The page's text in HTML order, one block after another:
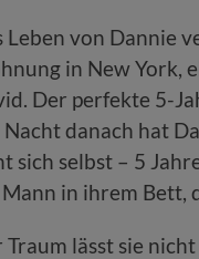
Leben von Dannie
in New York,
Der perfekte 5-
danach hat
sich selbst – 5
Mann in ihrem Bett,
Traum lässt sie